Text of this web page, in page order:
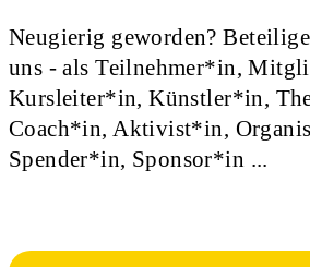
Neugierig geworden?
uns - als Teilnehmer*in,
Kursleiter*in, Künstler*in,
Coach*in, Aktivist*in,
Spender*in, Sponsor*in ...